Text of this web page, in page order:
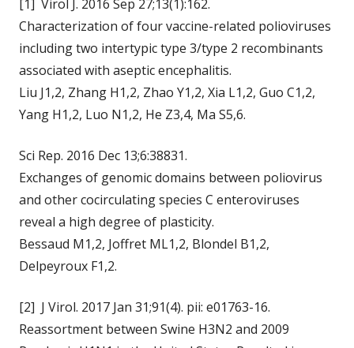
[1] Virol J. 2016 Sep 27;13(1):162.
Characterization of four vaccine-related polioviruses
including two intertypic type 3/type 2 recombinants
associated with aseptic encephalitis.
Liu J1,2, Zhang H1,2, Zhao Y1,2, Xia L1,2, Guo C1,2,
Yang H1,2, Luo N1,2, He Z3,4, Ma S5,6.
Sci Rep. 2016 Dec 13;6:38831.
Exchanges of genomic domains between poliovirus
and other cocirculating species C enteroviruses
reveal a high degree of plasticity.
Bessaud M1,2, Joffret ML1,2, Blondel B1,2,
Delpeyroux F1,2.
[2] J Virol. 2017 Jan 31;91(4). pii: e01763-16.
Reassortment between Swine H3N2 and 2009